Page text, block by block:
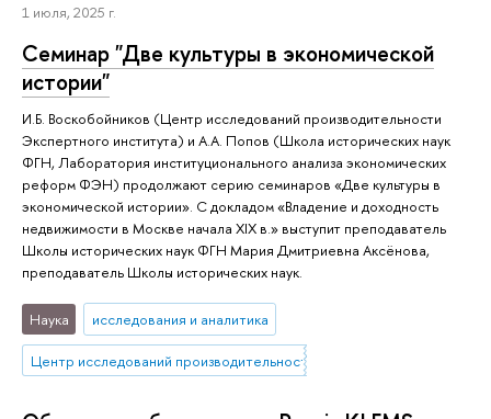
1 июля, 2025 г.
Семинар "Две культуры в экономической
истории"
И.Б. Воскобойников (Центр исследований производительности
Экспертного института) и А.А. Попов (Школа исторических наук
ФГН, Лаборатория институционального анализа экономических
реформ ФЭН) продолжают серию семинаров «Две культуры в
экономической истории». С докладом «Владение и доходность
недвижимости в Москве начала XIX в.» выступит преподаватель
Школы исторических наук ФГН Мария Дмитриевна Аксёнова,
преподаватель Школы исторических наук.
Наука исследования и аналитика
Центр исследований производительности